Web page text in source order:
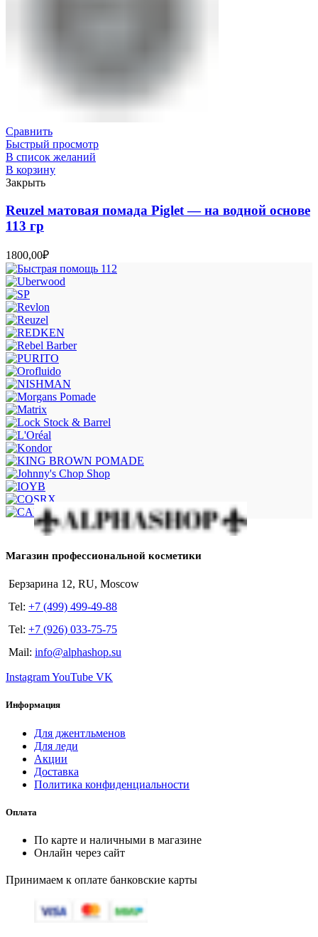
Сравнить
Быстрый просмотр
В список желаний
В корзину
Закрыть
Reuzel матовая помада Piglet — на водной основе
113 гр
1800,00₽
Магазин профессиональной косметики
Берзарина 12, RU, Moscow
Tel: +7 (499) 499-49-88
Tel: +7 (926) 033-75-75
Mail: info@alphashop.su
InstagramYouTube VK
Информация
Для джентльменов
Для леди
Акции
Доставка
Политика конфиденциальности
Оплата
По карте и наличными в магазине
Онлайн через сайт
Принимаем к оплате банковские карты